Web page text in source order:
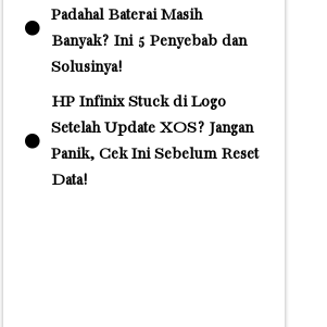
Padahal Baterai Masih
Banyak? Ini 5 Penyebab dan
Solusinya!
HP Infinix Stuck di Logo
Setelah Update XOS? Jangan
Panik, Cek Ini Sebelum Reset
Data!